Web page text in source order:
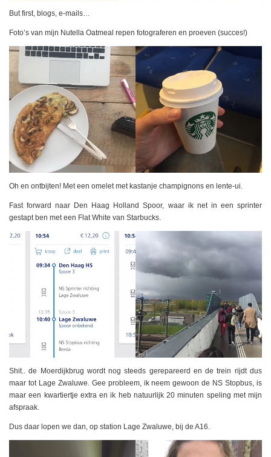
But first, blogs, e-mails…
Foto’s van mijn Nutella Oatmeal repen fotograferen en proeven (succes!)
Oh en ontbijten! Met een omelet met kastanje champignons en lente-ui.
Fast forward naar Den Haag Holland Spoor, waar ik net in een sprinter
gestapt ben met een Flat White van Starbucks.
Shit.. de Moerdijkbrug wordt nog steeds gerepareerd en de trein rijdt dus
maar tot Lage Zwaluwe. Gee probleem, ik neem gewoon de NS Stopbus, is
maar een kwartiertje extra en ik heb natuurlijk 20 minuten speling met mijn
afspraak.
Dus daar lopen we dan, op station Lage Zwaluwe, bij de A16.